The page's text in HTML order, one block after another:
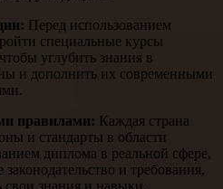
Перед использованием
специальные курсы
углубить знания в
и дополнить их современными
правилами: Каждая страна
и стандарты в области
диплома в реальной сфере,
и требования,
свои знания и навыки.